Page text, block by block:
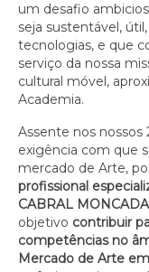
um desafio
seja sustentável,
tecnologias, e que
serviço da nossa
cultural móvel,
Academia.
Assente nos nossos
exigência com que
mercado de Arte,
profissional
CABRAL
objetivo contribuir
competências no
Mercado de Arte